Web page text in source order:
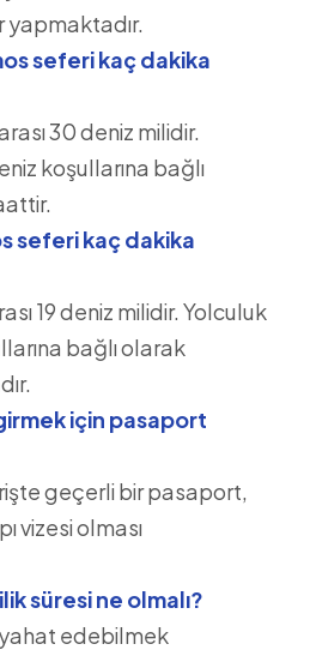
seferi kaç dakika
30 deniz milidir.
koşullarına bağlı
seferi kaç dakika
19 deniz milidir. Yolculuk
bağlı olarak
için pasaport
geçerli bir pasaport,
vizesi olması
süresi ne olmalı?
edebilmek